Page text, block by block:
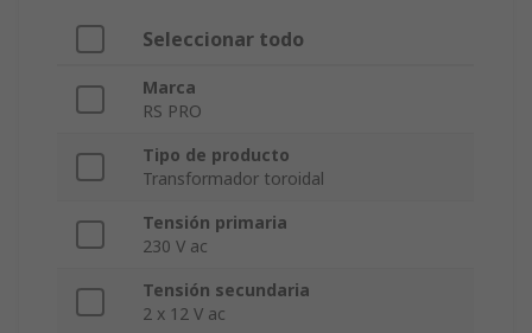
Seleccionar todo
Marca
RS PRO
Tipo de producto
Transformador toroidal
Tensión primaria
230 V ac
Tensión secundaria
2 x 12 V ac